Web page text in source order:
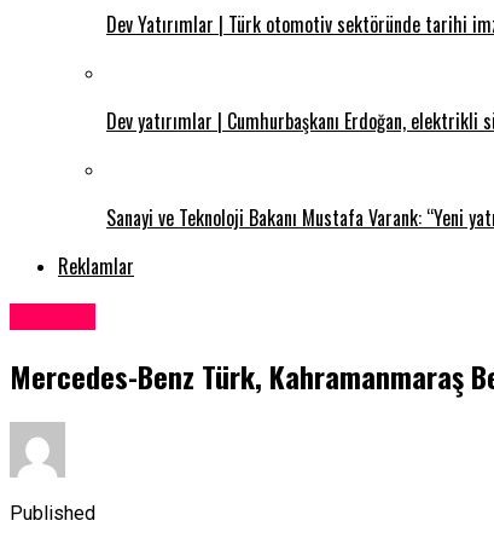
Dev Yatırımlar | Türk otomotiv sektöründe tarihi
Dev yatırımlar | Cumhurbaşkanı Erdoğan,
Sanayi ve Teknoloji Bakanı Mustafa Varank: “Yeni
Reklamlar
Mercedes-Benz Türk, Kahramanmaraş
Published